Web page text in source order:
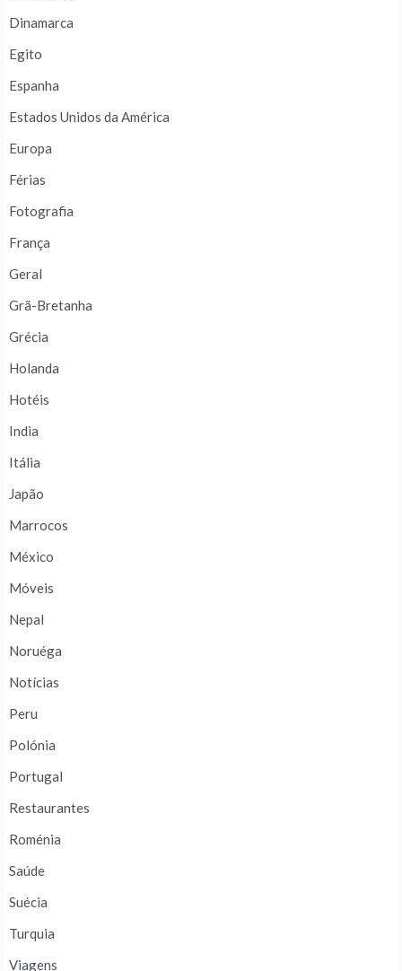
Dinamarca
Egito
Espanha
Estados Unidos da América
Europa
Férias
Fotografia
França
Geral
Grã-Bretanha
Grécia
Holanda
Hotéis
India
Itália
Japão
Marrocos
México
Móveis
Nepal
Noruéga
Notícias
Peru
Polónia
Portugal
Restaurantes
Roménia
Saúde
Suécia
Turquia
Viagens